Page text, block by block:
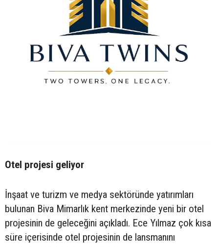
Otel projesi geliyor
İnşaat ve turizm ve medya sektöründe yatırımları
bulunan Biva Mimarlık kent merkezinde yeni bir otel
projesinin de geleceğini açıkladı. Ece Yılmaz çok kısa
süre içerisinde otel projesinin de lansmanını